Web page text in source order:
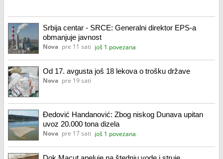
Srbija centar - SRCE: Generalni direktor EPS-a
obmanjuje javnost
Nova pre 11 sati još 1 povezana
Od 17. avgusta još 18 lekova o trošku države
Nova pre 19 sati
Đedović Handanović: Zbog niskog Dunava upitan
uvoz 20.000 tona dizela
Nova pre 17 sati još 1 povezana